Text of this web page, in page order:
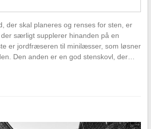
der skal plan­eres og renses for sten, er
særligt supplerer hinanden på en
er jordfræseren til minilæsser, som løsner
Den anden er en god stenskovl, der…